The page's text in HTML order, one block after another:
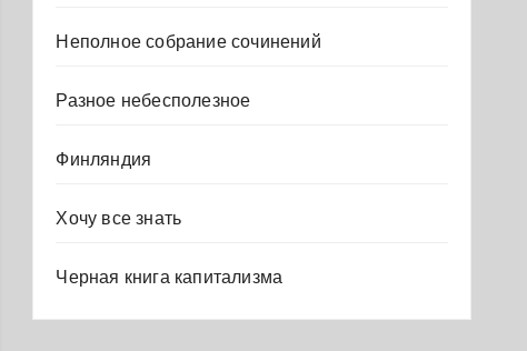
Неполное собрание сочинений
Разное небесполезное
Финляндия
Хочу все знать
Черная книга капитализма